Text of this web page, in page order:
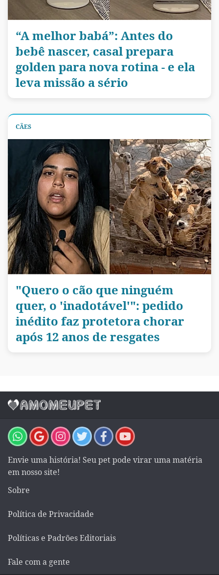
“A melhor babá”: Antes do
bebê nascer, casal prepara
golden para nova rotina - e ela
leva missão a sério
CÃES
"Quero o cão que ninguém
quer, o 'inadotável'": pedido
inédito faz protetora chorar
após 12 anos de resgates
Envie uma história! Seu pet pode virar uma matéria
em nosso site!
Sobre
Política de Privacidade
Políticas e Padrões Editoriais
Fale com a gente